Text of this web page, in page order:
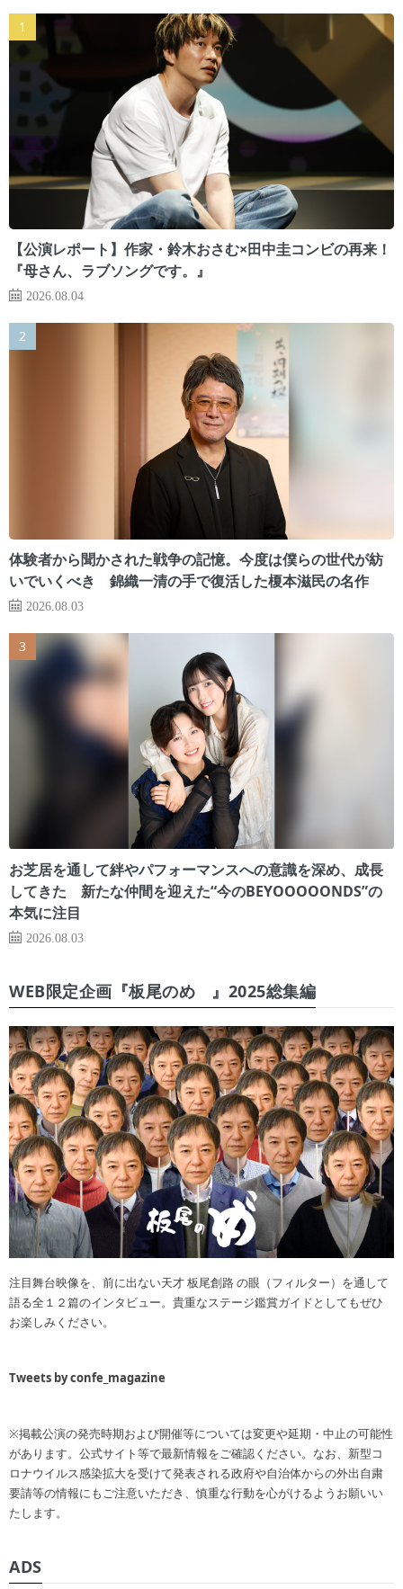
【公演レポート】作家・鈴木おさむ×田中圭コンビの再来！
『母さん、ラブソングです。』
2026.08.04
体験者から聞かされた戦争の記憶。今度は僕らの世代が紡
いでいくべき 錦織一清の手で復活した榎本滋民の名作
2026.08.03
お芝居を通して絆やパフォーマンスへの意識を深め、成長
してきた 新たな仲間を迎えた“今のBEYOOOOONDS”の
本気に注目
2026.08.03
WEB限定企画『板尾のめ゙』2025総集編
注目舞台映像を、前に出ない天才 板尾創路 の眼（フィルター）を通して
語る全１２篇のインタビュー。貴重なステージ鑑賞ガイドとしてもぜひ
お楽しみください。
Tweets by confe_magazine
※掲載公演の発売時期および開催等については変更や延期・中止の可能性
があります。公式サイト等で最新情報をご確認ください。なお、新型コ
ロナウイルス感染拡大を受けて発表される政府や自治体からの外出自粛
要請等の情報にもご注意いただき、慎重な行動を心がけるようお願いい
たします。
ADS